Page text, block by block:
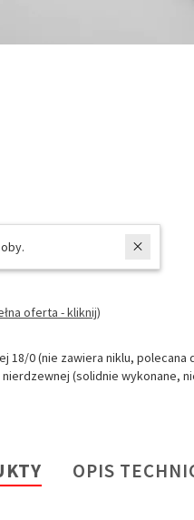
oferta - kliknij)
18/0 (nie zawiera niklu, polecana
(solidnie wykonane,
OPIS